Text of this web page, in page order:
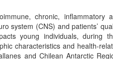
chronic, inflammatory
system (CNS) and patients’
young individuals, during
characteristics and health-
and Chilean Antarctic